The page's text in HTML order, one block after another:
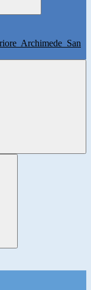
Archimede San